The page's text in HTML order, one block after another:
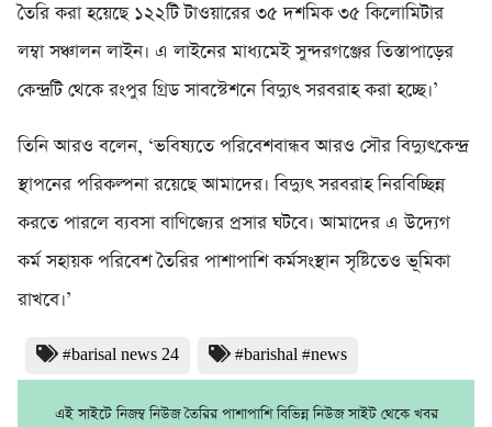
তৈরি করা হয়েছে ১২২টি টাওয়ারের ৩৫ দশমিক ৩৫ কিলোমিটার
লম্বা সঞ্চালন লাইন। এ লাইনের মাধ্যমেই সুন্দরগঞ্জের তিস্তাপাড়ের
কেন্দ্রটি থেকে রংপুর গ্রিড সাবস্টেশনে বিদ্যুৎ সরবরাহ করা হচ্ছে।’
তিনি আরও বলেন, ‘ভবিষ্যতে পরিবেশবান্ধব আরও সৌর বিদ্যুৎকেন্দ্র
স্থাপনের পরিকল্পনা রয়েছে আমাদের। বিদ্যুৎ সরবরাহ নিরবিচ্ছিন্ন
করতে পারলে ব্যবসা বাণিজ্যের প্রসার ঘটবে। আমাদের এ উদ্যেগ
কর্ম সহায়ক পরিবেশ তৈরির পাশাপাশি কর্মসংস্থান সৃষ্টিতেও ভূমিকা
রাখবে।’
#barisal news 24 #barishal #news
এই সাইটে নিজম্ব নিউজ তৈরির পাশাপাশি বিভিন্ন নিউজ সাইট থেকে খবর